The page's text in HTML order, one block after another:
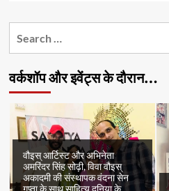
जश्न
समर्पित
बेहतरीन
शेर
वर्कशॉप और इवेंट्स के दौरान…
वौइस् आर्टिस्ट और अभिनेता
अमरिंदर सिंह सोढ़ी, विवा वौइस्
अकादमी की संस्थापक वंदना सेन